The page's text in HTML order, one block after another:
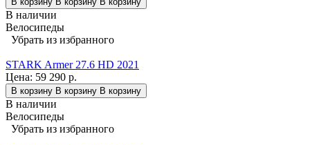
В наличии
Велосипеды
Убрать из избранного
STARK Armer 27.6 HD 2021
Цена: 59 290 р.
В корзину В корзину В корзину
В наличии
Велосипеды
Убрать из избранного